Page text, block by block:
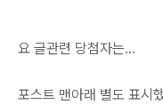
요 글관련 당첨자는...
포스트 맨아래 별도 표시